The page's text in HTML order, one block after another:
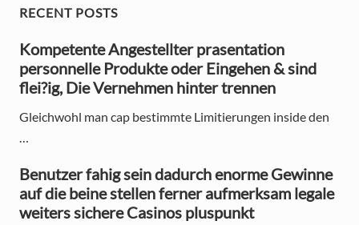
P
s
t
:
P
s
t
:
P
r
i
m
a
r
y
RECENT POSTS
Kompetente Angestellter prasentation
personnelle Produkte oder Eingehen & sind
flei?ig, Die Vernehmen hinter trennen
Gleichwohl man cap bestimmte Limitierungen inside den
…
Benutzer fahig sein dadurch enorme Gewinne
auf die beine stellen ferner aufmerksam legale
weiters sichere Casinos pluspunkt